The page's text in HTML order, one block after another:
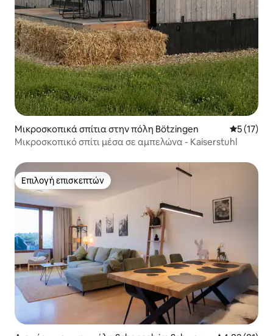
Μικροσκοπικά σπίτια στην πόλη Bötzingen Μέση
5 (17)
Μικροσκοπικό σπίτι μέσα σε αμπελώνα - Kaiserstuhl
Επιλογή επισκεπτών
Επιλογή επισκεπτών